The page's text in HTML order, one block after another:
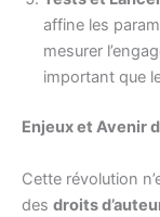
affine les
mesurer
important que
Enjeux et Avenir
Cette révolution
des droits